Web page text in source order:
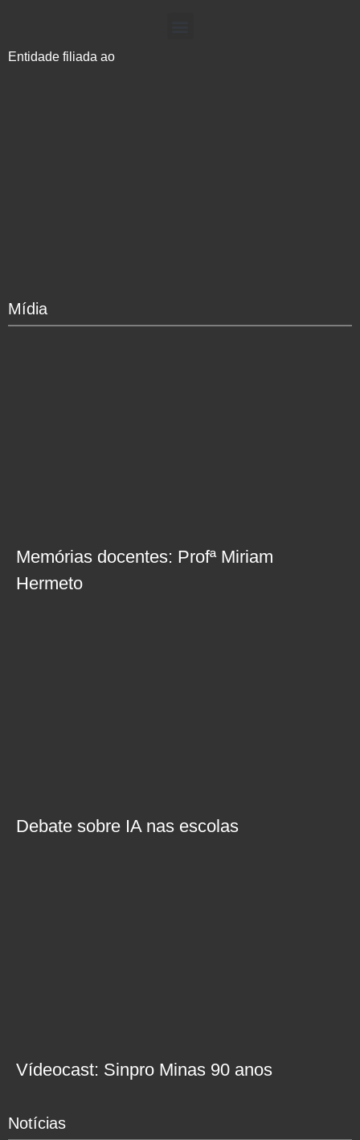
Entidade filiada ao
Mídia
Memórias docentes: Profª Miriam
Hermeto
Debate sobre IA nas escolas
Vídeocast: Sinpro Minas 90 anos
Notícias